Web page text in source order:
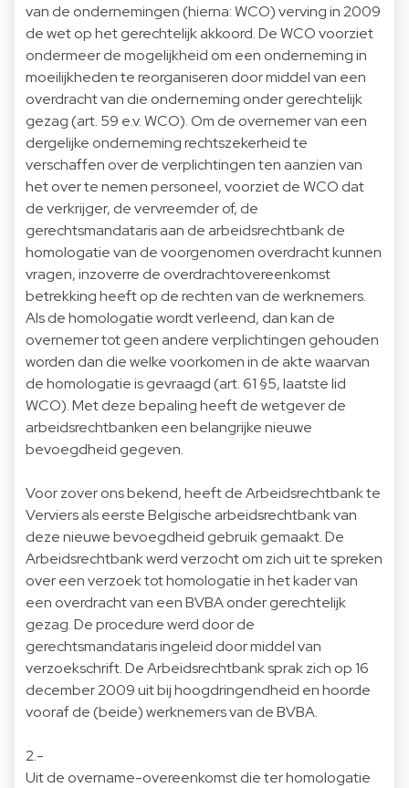
van de ondernemingen (hierna: WCO) verving in 2009
de wet op het gerechtelijk akkoord. De WCO voorziet
ondermeer de mogelijkheid om een onderneming in
moeilijkheden te reorganiseren door middel van een
overdracht van die onderneming onder gerechtelijk
gezag (art. 59 e.v. WCO). Om de overnemer van een
dergelijke onderneming rechtszekerheid te
verschaffen over de verplichtingen ten aanzien van
het over te nemen personeel, voorziet de WCO dat
de verkrijger, de vervreemder of, de
gerechtsmandataris aan de arbeidsrechtbank de
homologatie van de voorgenomen overdracht kunnen
vragen, inzoverre de overdrachtovereenkomst
betrekking heeft op de rechten van de werknemers.
Als de homologatie wordt verleend, dan kan de
overnemer tot geen andere verplichtingen gehouden
worden dan die welke voorkomen in de akte waarvan
de homologatie is gevraagd (art. 61 §5, laatste lid
WCO). Met deze bepaling heeft de wetgever de
arbeidsrechtbanken een belangrijke nieuwe
bevoegdheid gegeven.
Voor zover ons bekend, heeft de Arbeidsrechtbank te
Verviers als eerste Belgische arbeidsrechtbank van
deze nieuwe bevoegdheid gebruik gemaakt. De
Arbeidsrechtbank werd verzocht om zich uit te spreken
over een verzoek tot homologatie in het kader van
een overdracht van een BVBA onder gerechtelijk
gezag. De procedure werd door de
gerechtsmandataris ingeleid door middel van
verzoekschrift. De Arbeidsrechtbank sprak zich op 16
december 2009 uit bij hoogdringendheid en hoorde
vooraf de (beide) werknemers van de BVBA.
2.-
Uit de overname-overeenkomst die ter homologatie